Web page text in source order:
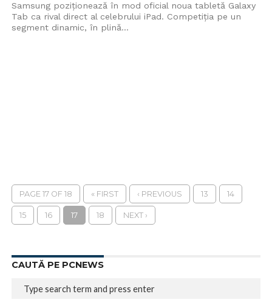
Samsung poziționează în mod oficial noua tabletă Galaxy
Tab ca rival direct al celebrului iPad. Competiția pe un
segment dinamic, în plină...
PAGE 17 OF 18 « FIRST ‹ PREVIOUS 13 14
15 16 17 18 NEXT ›
CAUTĂ PE PCNEWS